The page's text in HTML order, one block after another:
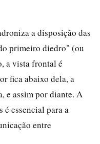
a disposição das
primeiro diedro" (ou
a vista frontal é
fica abaixo dela, a
e assim por diante. A
é essencial para a
entre